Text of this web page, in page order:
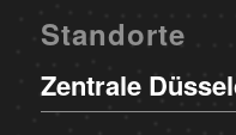
Standorte
Zentrale